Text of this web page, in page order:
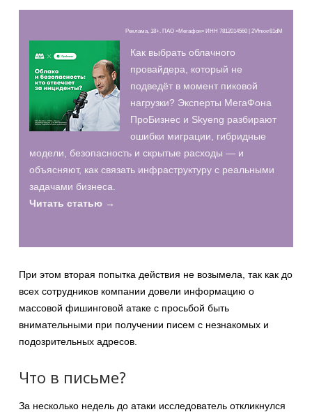
Реклама, 18+. ПАО «Мегафон» ИНН 7812014560 | 2Vfnxxr81dM
Как выбрать облачного
провайдера, который не
подведёт в момент пиковой
нагрузки? Эксперты МегаФона
ПроБизнес и Skyeng разбирают
ошибки миграции, гибридные
модели, безопасность и скрытые расходы — и
объясняют, как связать инфраструктуру с реальными
задачами бизнеса.
Читать статью →
При этом вторая попытка действия не возымела, так как до
всех сотрудников компании довели информацию о
массовой фишинговой атаке с просьбой быть
внимательными при получении писем с незнакомых и
подозрительных адресов.
Что в письме?
За несколько недель до атаки исследователь откликнулся